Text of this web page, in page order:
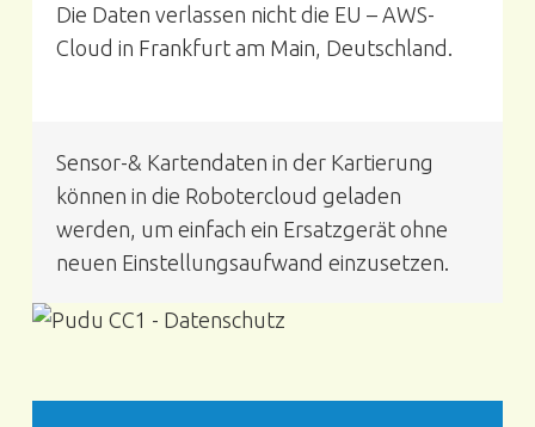
Die Daten verlassen nicht die EU – AWS-
Cloud in Frankfurt am Main, Deutschland.
Sensor-& Kartendaten in der Kartierung
können in die Robotercloud geladen
werden, um einfach ein Ersatzgerät ohne
neuen Einstellungs­aufwand einzusetzen.